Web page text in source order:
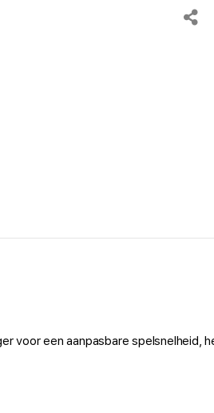
voor een aanpasbare spelsnelheid,